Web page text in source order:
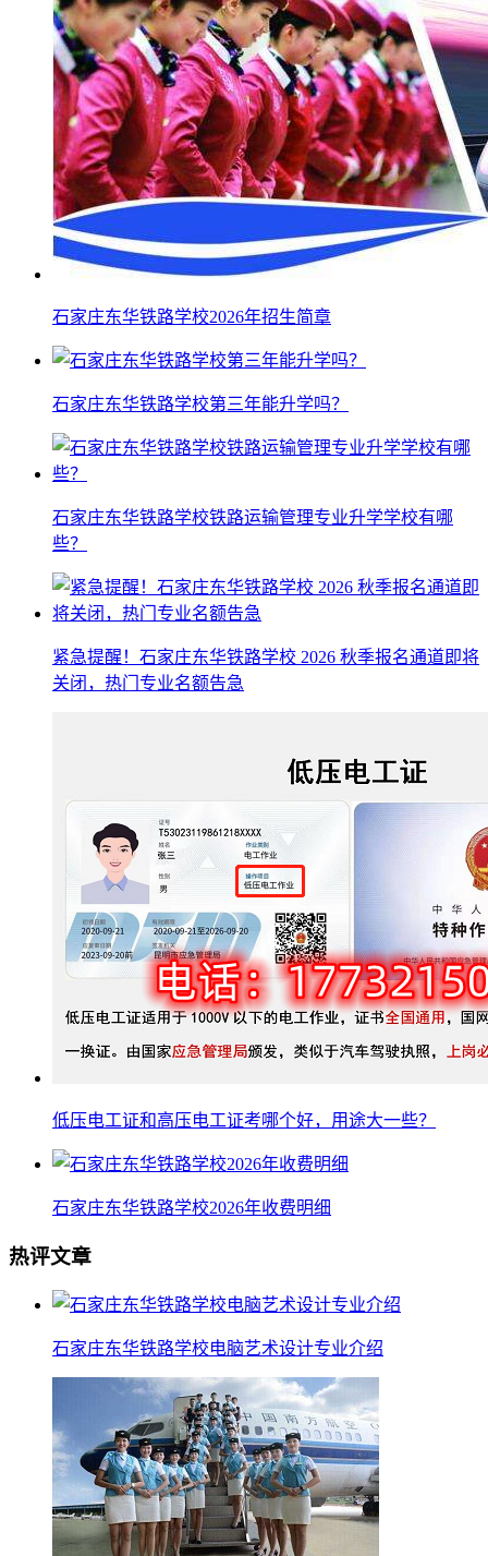
石家庄东华铁路学校2026年招生简章
石家庄东华铁路学校第三年能升学吗？
石家庄东华铁路学校铁路运输管理专业升学学校有哪
些？
紧急提醒！石家庄东华铁路学校 2026 秋季报名通道即将
关闭，热门专业名额告急
低压电工证和高压电工证考哪个好，用途大一些？
石家庄东华铁路学校2026年收费明细
热评文章
石家庄东华铁路学校电脑艺术设计专业介绍